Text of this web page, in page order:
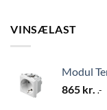
VINSÆLAST
Modul
865 kr. .-